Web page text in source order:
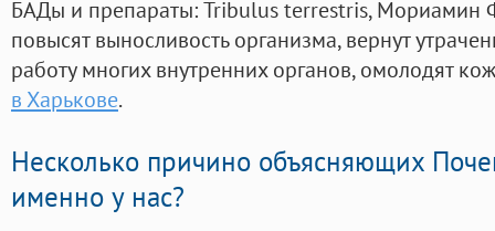
БАДы и препараты:Tribulus terrestris, Мориамин
повысят выносливость организма, вернут
работу многих внутренних органов, омолодят
в Харькове.
Несколько причино объясняющих
именно у нас?